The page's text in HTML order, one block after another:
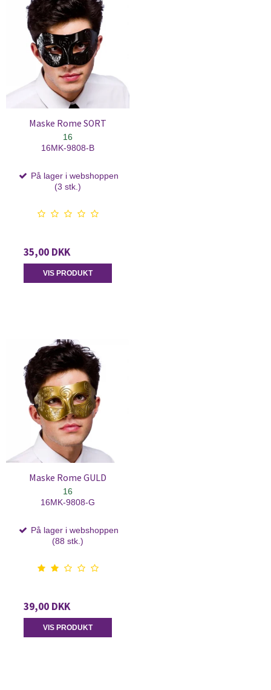
Maske Rome SORT
16
16MK-9808-B
På lager i webshoppen
(3 stk.)
35,00 DKK
VIS PRODUKT
Maske Rome GULD
16
16MK-9808-G
På lager i webshoppen
(88 stk.)
39,00 DKK
VIS PRODUKT